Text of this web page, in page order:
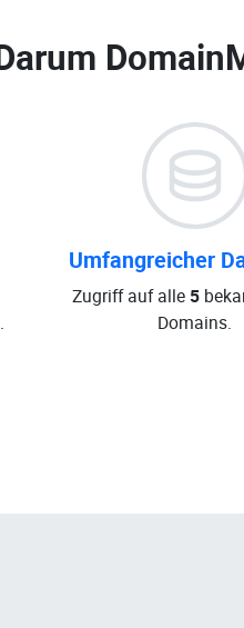
Umfangreicher
Zugriff auf alle 5
Domains.